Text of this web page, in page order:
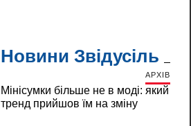
Новини Звідусіль
АРХІВ
Мінісумки більше не в моді: який
тренд прийшов їм на зміну